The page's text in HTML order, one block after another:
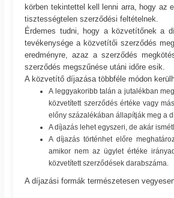
körben tekintettel kell lenni arra, hogy az
tisztességtelen szerződési feltételnek.
Érdemes tudni, hogy a közvetítőnek a
tevékenysége a közvetítői szerződés
eredményre, azaz a szerződés
szerződés megszűnése utáni időre esik.
A közvetítő díjazása többféle módon
A leggyakoribb talán a jutalékban
közvetített szerződés értéke vagy
előny százalékában állapítják meg a
A díjazás lehet egyszeri, de akár
A díjazás történhet előre
amikor nem az ügylet értéke
közvetített szerződések darabszáma.
A díjazási formák természetesen